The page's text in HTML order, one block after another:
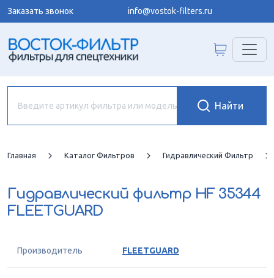
Заказать звонок info@vostok-filters.ru
Главная Каталог Фильтров Гидравлический Фильтр
Гидравлический фильтр HF 35344
FLEETGUARD
Производитель FLEETGUARD